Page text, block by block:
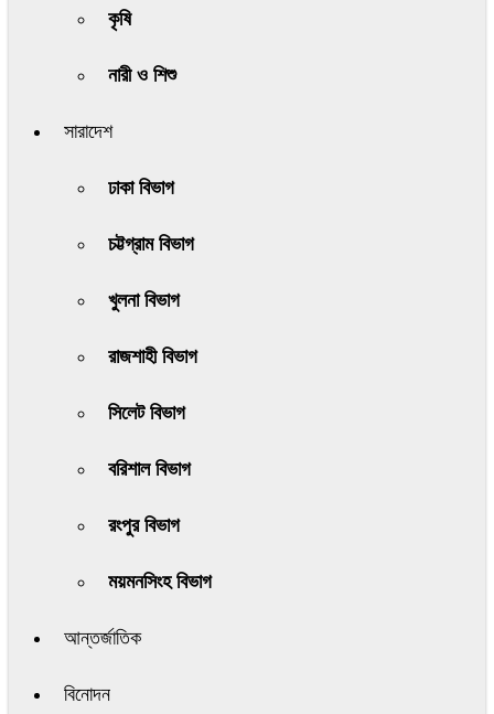
কৃষি
নারী ও শিশু
সারাদেশ
ঢাকা বিভাগ
চট্টগ্রাম বিভাগ
খুলনা বিভাগ
রাজশাহী বিভাগ
সিলেট বিভাগ
বরিশাল বিভাগ
রংপুর বিভাগ
ময়মনসিংহ বিভাগ
আন্তর্জাতিক
বিনোদন